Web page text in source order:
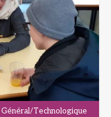
Général/Technologique